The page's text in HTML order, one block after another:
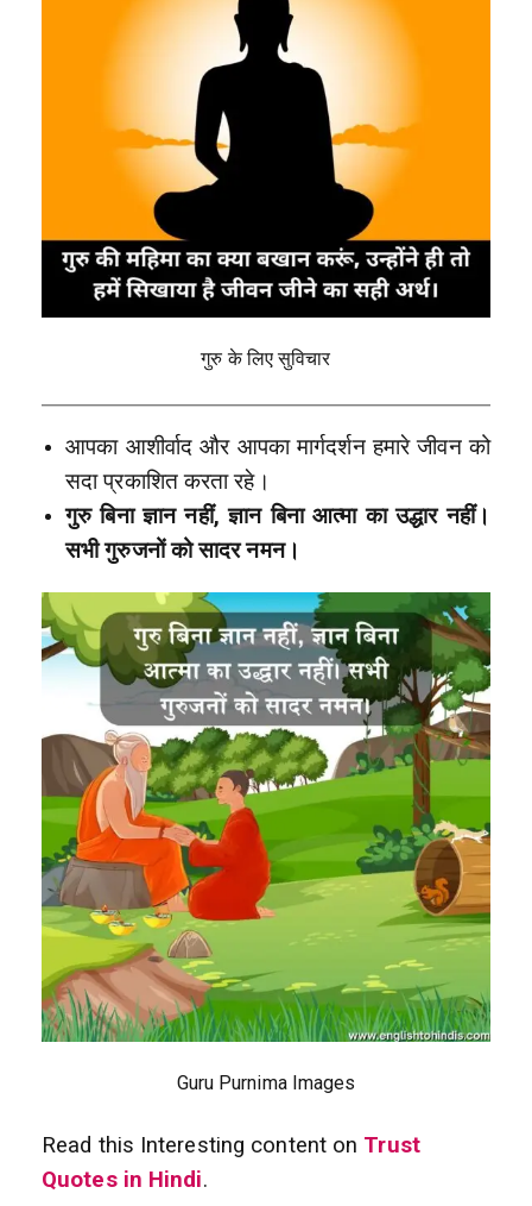
गुरु के लिए सुविचार
आपका आशीर्वाद और आपका मार्गदर्शन हमारे जीवन को
सदा प्रकाशित करता रहे।
गुरु बिना ज्ञान नहीं, ज्ञान बिना आत्मा का उद्धार नहीं।
सभी गुरुजनों को सादर नमन।
Guru Purnima Images
Read this Interesting content on Trust
Quotes in Hindi.